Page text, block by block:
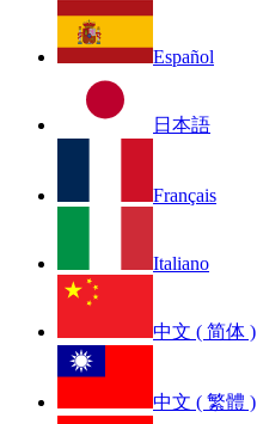
Español
日本語
Français
Italiano
中文 ( 简体 )
中文 ( 繁體 )